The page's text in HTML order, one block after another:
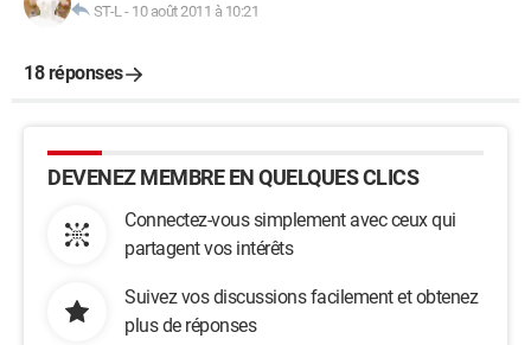
ST-L- 10 août 2011 à 10:21
18 réponses
DEVENEZ MEMBRE EN QUELQUES CLICS
Connectez-vous simplement avec ceux qui
partagent vos intérêts
Suivez vos discussions facilement et obtenez
plus de réponses